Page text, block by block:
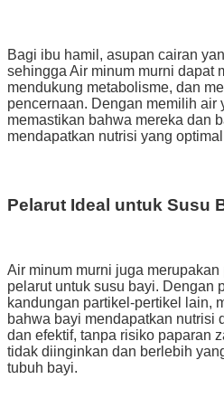
Bagi ibu hamil, asupan cairan
sehingga Air minum murni dapat
mendukung metabolisme, dan
pencernaan. Dengan memilih air
memastikan bahwa mereka dan
mendapatkan nutrisi yang
Pelarut Ideal untuk Susu
Air minum murni juga
pelarut untuk susu bayi. Dengan
kandungan partikel-pertikel lain,
bahwa bayi mendapatkan nutrisi
dan efektif, tanpa risiko paparan
tidak diinginkan dan berlebih
tubuh bayi.